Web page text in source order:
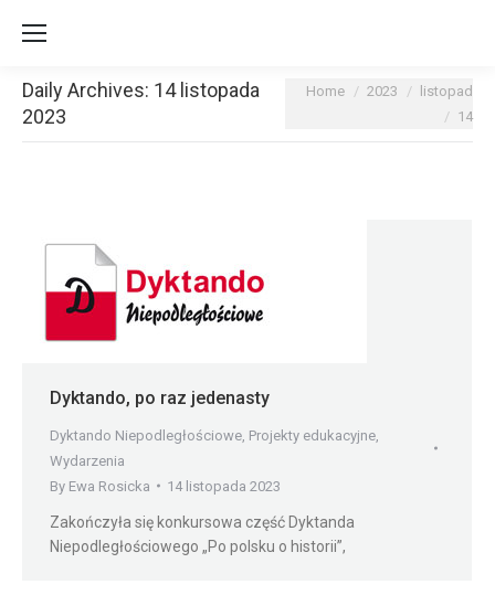
Daily Archives: 14 listopada
2023
You are here:
Home 2023
listopad
14
Dyktando, po raz jedenasty
Dyktando Niepodległościowe Projekty edukacyjne
Wydarzenia
By Ewa Rosicka 14 listopada 2023
Zakończyła się konkursowa część Dyktanda
Niepodległościowego „Po polsku o historii”,